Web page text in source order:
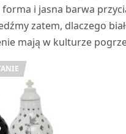
i jasna barwa
zatem, dlaczego
mają w kulturze